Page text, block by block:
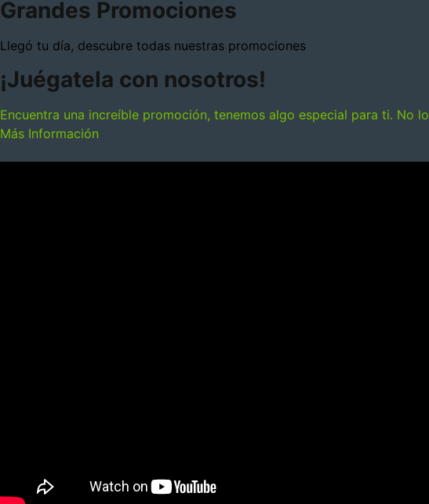
Grandes Promociones
Llegó tu día, descubre todas nuestras promociones
¡Juégatela con nosotros!
Encuentra una increíble promoción, tenemos algo especial para ti. No
Más Información